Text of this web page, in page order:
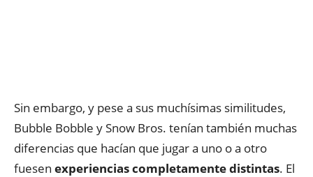
Sin embargo, y pese a sus muchísimas similitudes,
Bubble Bobble y Snow Bros. tenían también muchas
diferencias que hacían que jugar a uno o a otro
fuesen experiencias completamente distintas. El